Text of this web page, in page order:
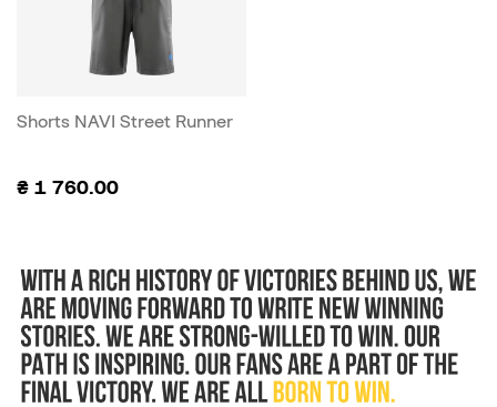
Shorts NAVI Street Runner
₴ 1 760.00